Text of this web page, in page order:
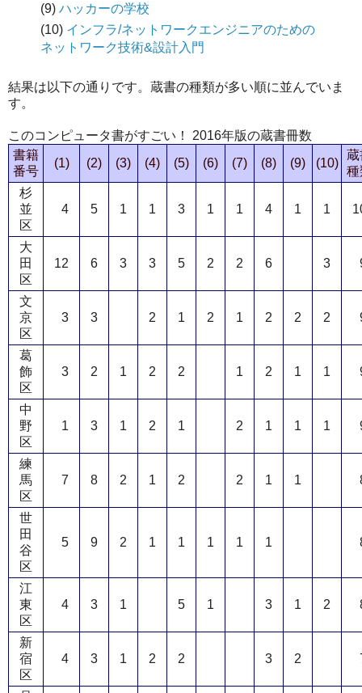
(9) ハッカーの学校
(10) インフラ/ネットワークエンジニアのための
ネットワーク技術&設計入門
結果は以下の通りです。蔵書の種類が多い順に並んでいま
す。
このコンピュータ書がすごい！ 2016年版の蔵書冊数
書籍
番号
(1) (2) (3) (4) (5) (6) (7) (8) (9) (10)
蔵
種
杉
並
区
4 5 1 1 3 1 1 4 1 1
大
田
区
12 6 3 3 5 2 2 6 3
文
京
区
3 3 2 1 2 1 2 2 2
葛
飾
区
3 2 1 2 2 1 2 1 1
中
野
区
1 3 1 2 1 2 1 1 1
練
馬
区
7 8 2 1 2 2 1 1
世
田
谷
区
5 9 2 1 1 1 1 1
江
東
区
4 3 1 5 1 3 1 2
新
宿
区
4 3 1 2 2 3 2